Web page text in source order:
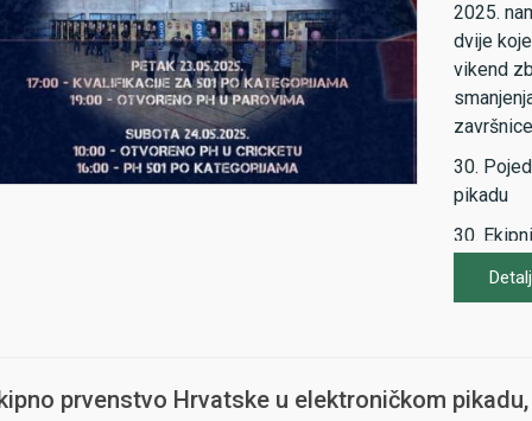
2025.
dvije
vikend
30.
pikadu
30.
prvenstvo Hrvatske u elektroničkom